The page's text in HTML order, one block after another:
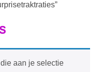
aan je selectie